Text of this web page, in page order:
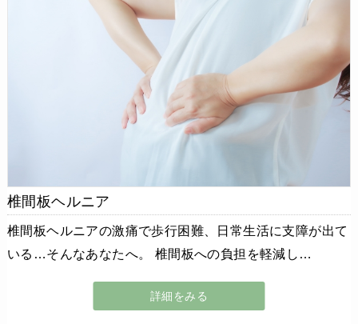
椎間板ヘルニア
椎間板ヘルニアの激痛で歩行困難、日常生活に支障が出て
いる…そんなあなたへ。 椎間板への負担を軽減し…
詳細をみる